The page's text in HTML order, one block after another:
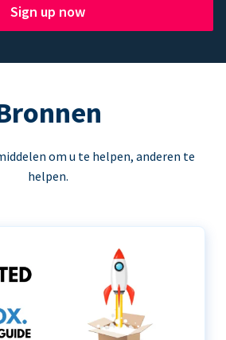
Sign up now
om u te helpen, anderen te
helpen.